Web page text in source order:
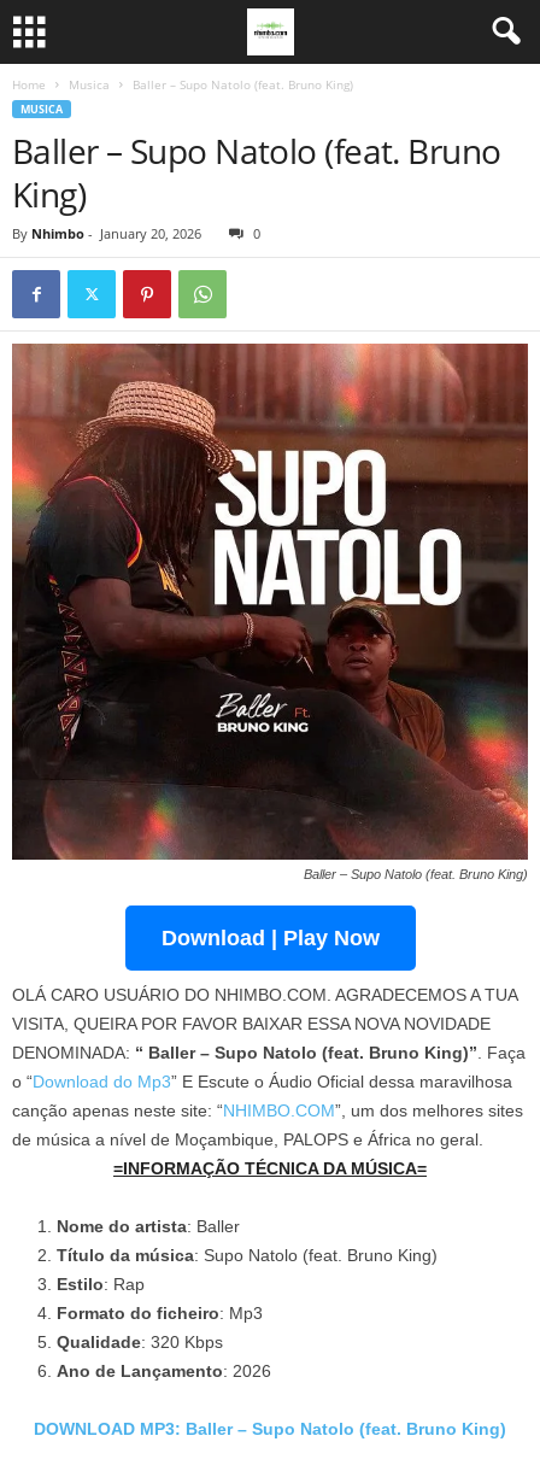
Home Musica Baller – Supo Natolo (feat. Bruno King)
MUSICA
Baller – Supo Natolo (feat. Bruno
King)
By Nhimbo - January 20, 2026 0
Baller – Supo Natolo (feat. Bruno King)
Download | Play Now
OLÁ CARO USUÁRIO DO NHIMBO.COM. AGRADECEMOS A TUA
VISITA, QUEIRA POR FAVOR BAIXAR ESSA NOVA NOVIDADE
DENOMINADA: “ Baller – Supo Natolo (feat. Bruno King)” . Faça
o “Download do Mp3” E Escute o Áudio Oficial dessa maravilhosa
canção apenas neste site: “NHIMBO.COM”, um dos melhores sites
de música a nível de Moçambique, PALOPS e África no geral.
=INFORMAÇÃO TÉCNICA DA MÚSICA=
Nome do artista: Baller
Título da música: Supo Natolo (feat. Bruno King)
Estilo: Rap
Formato do ficheiro: Mp3
Qualidade: 320 Kbps
Ano de Lançamento: 2026
DOWNLOAD MP3: Baller – Supo Natolo (feat. Bruno King)